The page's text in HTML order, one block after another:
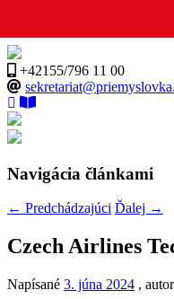
+42155/796 11 00
Navigácia článkami
← Predchádzajúci Ďalej →
Czech Airlines
Napísané 3. júna 2024 ,